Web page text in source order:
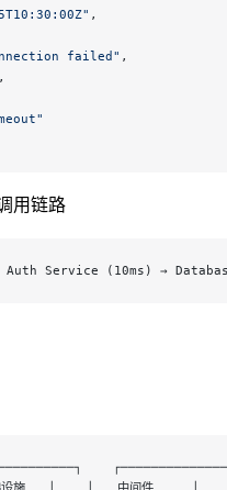
,
failed" ,
,
用链路
Auth Service (10ms) →